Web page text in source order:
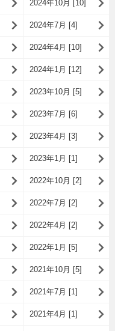
2024年10月 [10]
2024年7月 [4]
2024年4月 [10]
2024年1月 [12]
2023年10月 [5]
2023年7月 [6]
2023年4月 [3]
2023年1月 [1]
2022年10月 [2]
2022年7月 [2]
2022年4月 [2]
2022年1月 [5]
2021年10月 [5]
2021年7月 [1]
2021年4月 [1]